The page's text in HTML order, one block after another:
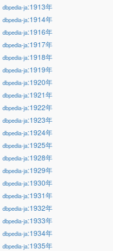
dbpedia-ja:1913年
dbpedia-ja:1914年
dbpedia-ja:1916年
dbpedia-ja:1917年
dbpedia-ja:1918年
dbpedia-ja:1919年
dbpedia-ja:1920年
dbpedia-ja:1921年
dbpedia-ja:1922年
dbpedia-ja:1923年
dbpedia-ja:1924年
dbpedia-ja:1925年
dbpedia-ja:1928年
dbpedia-ja:1929年
dbpedia-ja:1930年
dbpedia-ja:1931年
dbpedia-ja:1932年
dbpedia-ja:1933年
dbpedia-ja:1934年
dbpedia-ja:1935年